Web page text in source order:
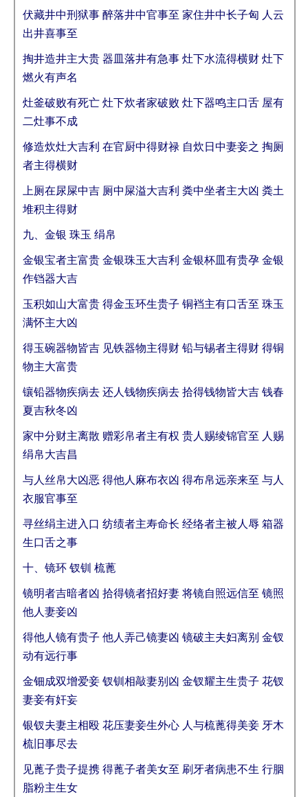
伏藏井中刑狱事 醉落井中官事至 家住井中长子匈 人云
出井喜事至
掏井造井主大贵 器皿落井有急事 灶下水流得横财 灶下
燃火有声名
灶釜破败有死亡 灶下炊者家破败 灶下器鸣主口舌 屋有
二灶事不成
修造炊灶大吉利 在官厨中得财禄 自炊日中妻妾之 掏厕
者主得横财
上厕在尿屎中吉 厕中屎溢大吉利 粪中坐者主大凶 粪土
堆积主得财
九、金银 珠玉 绢帛
金银宝者主富贵 金银珠玉大吉利 金银杯皿有贵孕 金银
作铛器大吉
玉积如山大富贵 得金玉环生贵子 铜裆主有口舌至 珠玉
满怀主大凶
得玉碗器物皆吉 见铁器物主得财 铅与锡者主得财 得铜
物主大富贵
镶铅器物疾病去 还人钱物疾病去 拾得钱物皆大吉 钱春
夏吉秋冬凶
家中分财主离散 赠彩帛者主有权 贵人赐绫锦官至 人赐
绢帛大吉昌
与人丝帛大凶恶 得他人麻布衣凶 得布帛远亲来至 与人
衣服官事至
寻丝绢主进入口 纺绩者主寿命长 经络者主被人辱 箱器
生口舌之事
十、镜环 钗钏 梳蓖
镜明者吉暗者凶 拾得镜者招好妻 将镜自照远信至 镜照
他人妻妾凶
得他人镜有贵子 他人弄己镜妻凶 镜破主夫妇离别 金钗
动有远行事
金钿成双增爱妾 钗钏相敲妻别凶 金钗耀主生贵子 花钗
妻妾有奸妄
银钗夫妻主相殴 花压妻妾生外心 人与梳蓖得美妾 牙木
梳旧事尽去
见蓖子贵子提携 得蓖子者美女至 刷牙者病患不生 行胭
脂粉主生女